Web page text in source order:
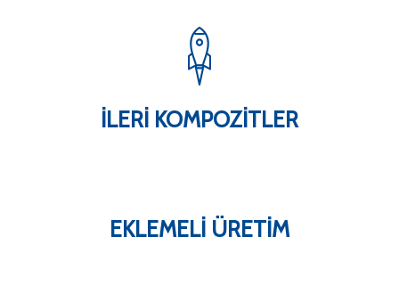
İLERI KOMPOZITLER
EKLEMELI ÜRETIM